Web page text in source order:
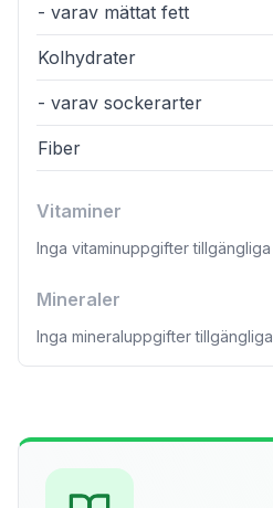
- varav mättat fett
Kolhydrater
- varav sockerarter
Fiber
Vitaminer
Inga vitaminuppgifter tillgängliga
Mineraler
Inga mineraluppgifter tillgängliga